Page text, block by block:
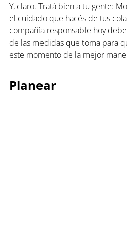
Y, claro. Tratá bien a tu gente:
el cuidado que hacés de tus
compañía responsable hoy
de las medidas que toma para
este momento de la mejor
Planear